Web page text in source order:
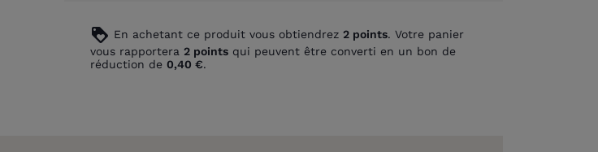
loyalty En achetant ce produit vous obtiendrez 2 points. Votre panier
vous rapportera 2 points qui peuvent être converti en un bon de
réduction de 0,40 €.